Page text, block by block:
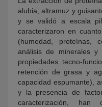
alubia, altramuz y
y se validó a escala
caracterizaron en
(humedad, proteínas,
análisis de minerales y
propiedades tecno-
retención de grasa y
capacidad espumante),
y la presencia de
caracterización, han